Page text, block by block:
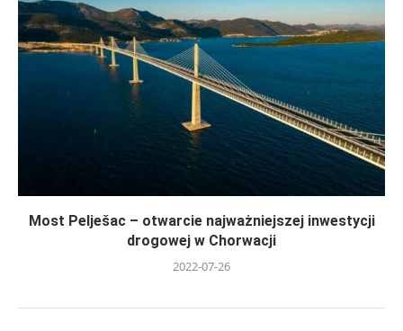
Most Pelješac – otwarcie najważniejszej inwestycji
drogowej w Chorwacji
2022-07-26